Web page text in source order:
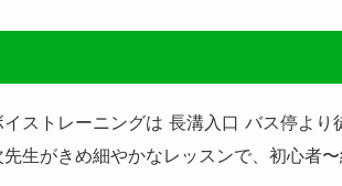
ストレーニングは 長溝入口 バス停よ
生がきめ細やかなレッスンで、初心者